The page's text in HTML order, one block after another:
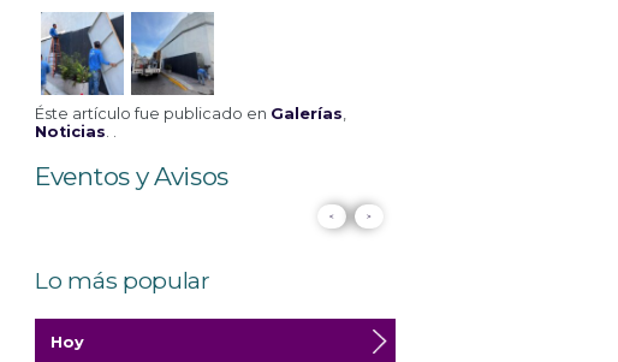
Éste artículo fue publicado en Galerías,
Noticias. .
Eventos y Avisos
< >
Lo más popular
Hoy